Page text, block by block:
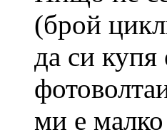
(брой
да си купя
ми е малко